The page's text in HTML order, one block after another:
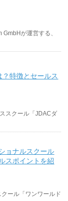
が運営する、
特徴とセールス
スクール「JDACダ
ョナルスクール
スポイントを紹
ール「ワンワールド